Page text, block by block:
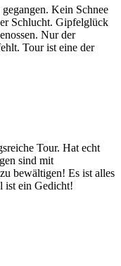
Kein Schnee
Schlucht. Gipfelglück
Nur der
Tour ist eine der
Tour. Hat echt
sind mit
bewältigen! Es ist alles
ist ein Gedicht!